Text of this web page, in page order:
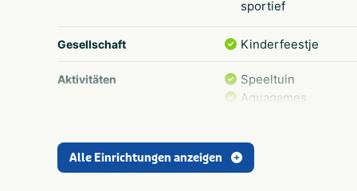
sportief
Gesellschaft Kinderfeestje
Aktivitäten
Speeltuin
Aquagames
Alle Einrichtungen anzeigen